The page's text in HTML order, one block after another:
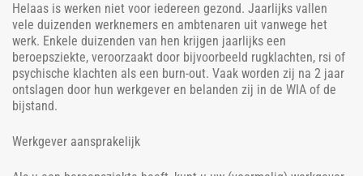
Helaas is werken niet voor iedereen gezond. Jaarlijks vallen
vele duizenden werknemers en ambtenaren uit vanwege het
werk. Enkele duizenden van hen krijgen jaarlijks een
beroepsziekte, veroorzaakt door bijvoorbeeld rugklachten, rsi of
psychische klachten als een burn-out. Vaak worden zij na 2 jaar
ontslagen door hun werkgever en belanden zij in de WIA of de
bijstand.
Werkgever aansprakelijk